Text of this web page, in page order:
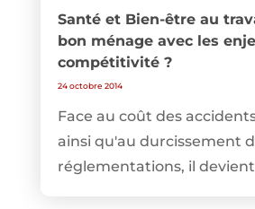
Santé et Bien-être au
bon ménage avec les
compétitivité ?
24 octobre 2014
Face au coût des
ainsi qu'au durcissement
réglementations, il